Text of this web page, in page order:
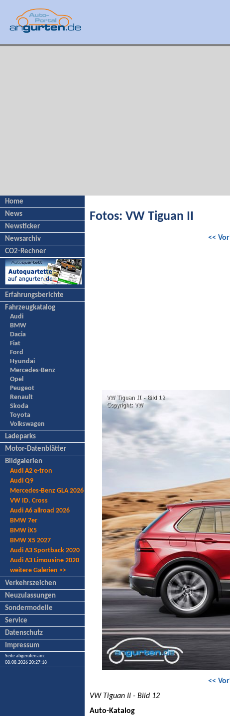
Home
News
Newsticker
Newsarchiv
CO2-Rechner
Erfahrungsberichte
Fahrzeugkatalog
Audi
BMW
Dacia
Fiat
Ford
Hyundai
Mercedes-Benz
Opel
Peugeot
Renault
Skoda
Toyota
Volkswagen
Ladeparks
Motor-Datenblätter
Bildgalerien
Audi A2 e-tron
Audi Q9
Mercedes-Benz GLA 2026
VW ID. Cross
Audi A6 allroad 2026
BMW 7er
BMW iX5
BMW X5 2027
Audi A3 Sportback 2020
Audi A3 Limousine 2020
weitere Galerien >>
Verkehrszeichen
Neuzulassungen
Sondermodelle
Service
Datenschutz
Impressum
Seite abgerufen am:
08.08.2026 20:27:18
Fotos: VW Tiguan II
<<
<<
VW Tiguan II - Bild 12
Auto-Katalog